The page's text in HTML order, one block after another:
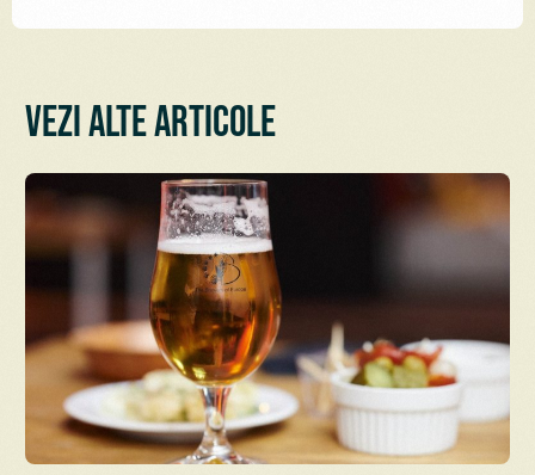
Vezi alte articole